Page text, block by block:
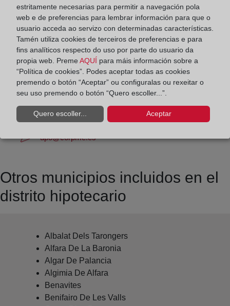
Los días 24 y 31 de diciembre de 09:00 a 14:00
horas
Datos de contacto:
(96) 268 14 94
sagunto2@registrodelapropiedad.org
Datos del Registrador:
María Teresa López Alfonso
Delegado de Protección de Datos:
dpo@corpme.es
Otros municipios incluidos en el
distrito hipotecario
Albalat Dels Tarongers
Alfara De La Baronia
Algar De Palancia
Algimia De Alfara
Benavites
Benifairo De Les Valls
estritamente necesarias para permitir a navegación pola
web e de preferencias para lembrar información para que o
usuario acceda ao servizo con determinadas características.
Tamén utiliza cookies de terceiros de preferencias e para
fins analíticos respecto do uso por parte do usuario da
propia web. Preme AQUÍ para máis información sobre a
“Política de cookies”. Podes aceptar todas as cookies
premendo o botón “Aceptar” ou configuralas ou rexeitar o
seu uso premendo o botón “Quero escoller...”.
Quero escoller... Aceptar